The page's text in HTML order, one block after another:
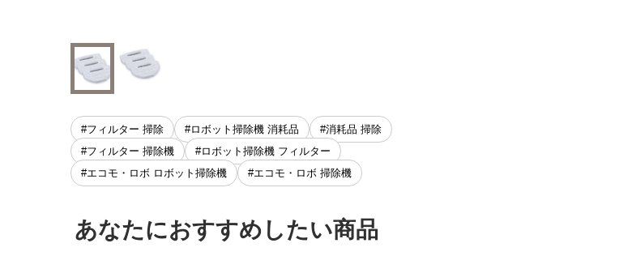
#フィルター 掃除 #ロボット掃除機 消耗品
#消耗品 掃除
#フィルター 掃除機
#ロボット掃除機 フィルター
#エコモ・ロボ ロボット掃除機
#エコモ・ロボ 掃除機
あなたにおすすめしたい商品